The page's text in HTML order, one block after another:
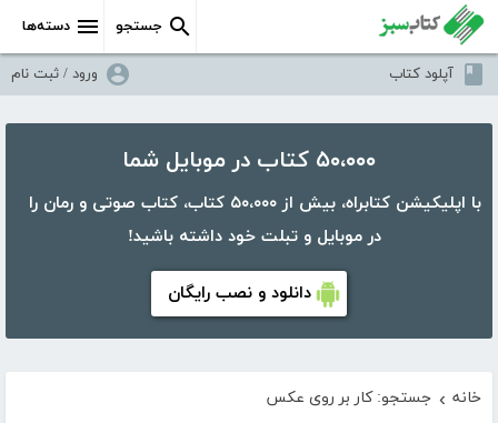
دسته‌ها جستجو
آپلود کتاب ورود / ثبت نام
۵۰،۰۰۰ کتاب در موبایل شما
با اپلیکیشن کتابراه، بیش از ۵۰،۰۰۰ کتاب، کتاب صوتی و رمان را
در موبایل و تبلت خود داشته باشید!
دانلود و نصب رایگان
خانه › جستجو: کار بر روی عکس